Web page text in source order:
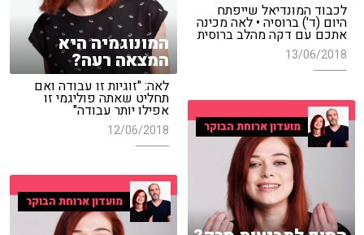
לכבוד המונדיאל שייפתח
היום (ד') ברוסיה • לאה מכינה
אתכם עם דקה מהלב ברוסית
13/06/2018 המונוגמיה היא
המצאה רעה?
לאה: "זוגיות זו עבודה ואם
תחליט שאתה פוליגמי זו
אפילו יותר עבודה"
12/06/2018 מועדון ארוחת הבוקר
מועדון ארוחת הבוקר